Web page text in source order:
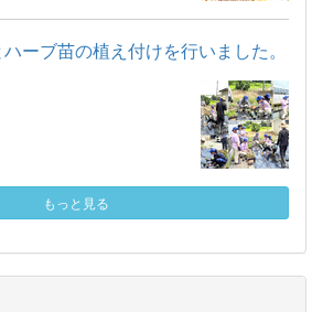
ーブ苗の植え付けを行いました。
もっと見る